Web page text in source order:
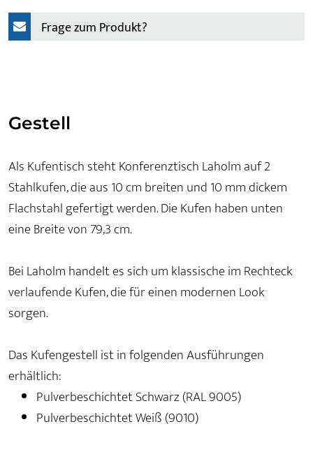
Frage zum Produkt?
Gestell
Als Kufentisch steht Konferenztisch Laholm auf 2
Stahlkufen, die aus 10 cm breiten und 10 mm dickem
Flachstahl gefertigt werden. Die Kufen haben unten
eine Breite von 79,3 cm.
Bei Laholm handelt es sich um klassische im Rechteck
verlaufende Kufen, die für einen modernen Look
sorgen.
Das Kufengestell ist in folgenden Ausführungen
erhältlich:
Pulverbeschichtet Schwarz (RAL 9005)
Pulverbeschichtet Weiß (9010)